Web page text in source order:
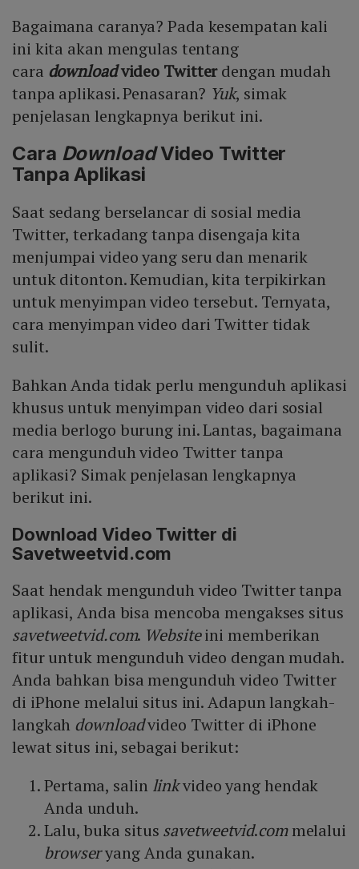
Bagaimana caranya? Pada kesempatan kali
ini kita akan mengulas tentang
cara downloadvideo Twitterdengan mudah
tanpa aplikasi. Penasaran? Yuk, simak
penjelasan lengkapnya berikut ini.
Cara DownloadVideo Twitter
Tanpa Aplikasi
Saat sedang berselancar di sosial media
Twitter, terkadang tanpa disengaja kita
menjumpai video yang seru dan menarik
untuk ditonton. Kemudian, kita terpikirkan
untuk menyimpan video tersebut. Ternyata,
cara menyimpan video dari Twitter tidak
sulit.
Bahkan Anda tidak perlu mengunduh aplikasi
khusus untuk menyimpan video dari sosial
media berlogo burung ini. Lantas, bagaimana
cara mengunduh video Twitter tanpa
aplikasi? Simak penjelasan lengkapnya
berikut ini.
Download Video Twitter di
Savetweetvid.com
Saat hendak mengunduh video Twitter tanpa
aplikasi, Anda bisa mencoba mengakses situs
savetweetvid.com. Websiteini memberikan
fitur untuk mengunduh video dengan mudah.
Anda bahkan bisa mengunduh video Twitter
di iPhone melalui situs ini. Adapun langkah-
langkah downloadvideo Twitter di iPhone
lewat situs ini, sebagai berikut:
Pertama, salin linkvideo yang hendak
Anda unduh.
Lalu, buka situs savetweetvid.commelalui
browseryang Anda gunakan.